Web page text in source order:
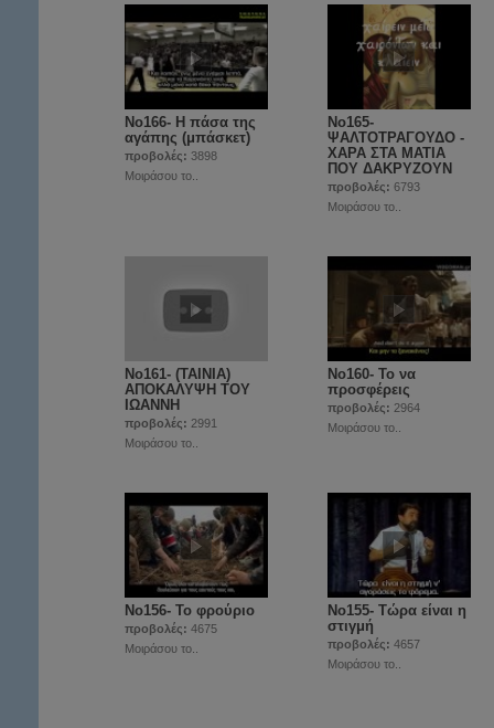
Νο166- Η πάσα της
αγάπης (μπάσκετ)
προβολές: 3898
Μοιράσου το..
Νο165-
ΨΑΛΤΟΤΡΑΓΟΥΔΟ -
ΧΑΡΑ ΣΤΑ ΜΑΤΙΑ
ΠΟΥ ΔΑΚΡΥΖΟΥΝ
προβολές: 6793
Μοιράσου το..
No161- (TAINIA)
ΑΠΟΚΑΛΥΨΗ ΤΟΥ
ΙΩΑΝΝΗ
προβολές: 2991
Μοιράσου το..
No160- Το να
προσφέρεις
προβολές: 2964
Μοιράσου το..
No156- Το φρούριο
προβολές: 4675
Μοιράσου το..
Νο155- Τώρα είναι η
στιγμή
προβολές: 4657
Μοιράσου το..